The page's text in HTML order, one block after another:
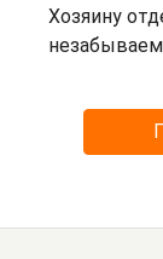
Хозяину